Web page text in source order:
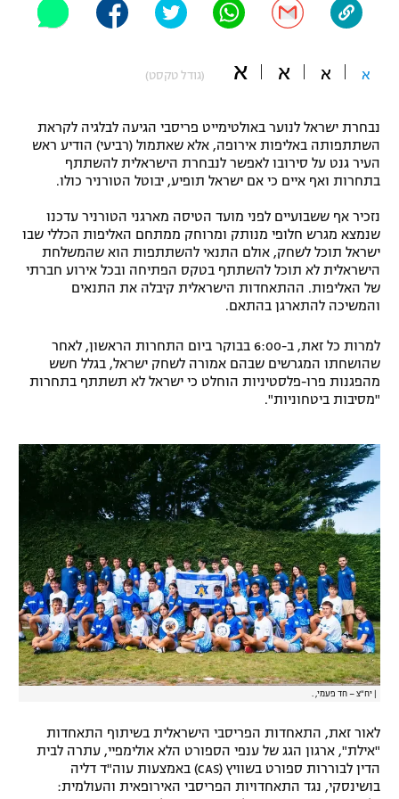
"מחצית בשכונה" – פודקאסט
משתתפים וזוכים בפרסים
תקנון משתתפים וזוכים בפרסים
תקנון עבור פעילות אלקטרה
תקנון עבור פעילות ספורט 1 – "מרלן"
טניס
תנאי שימוש
תקנון פעילות ספורט 1
הצטרפות לחבילת הערוצים
לוח דרושים – ג'ובנט
תגיות
המגזין
ספורט מוטורי
כדורמים
פוטבול אמריקאי NFL
ספורט אתגרי ואקסטרים
אומנויות לחימה
א א א א (גודל טקסט)
נבחרת ישראל לנוער באולטימייט פריסבי הגיעה לבלגיה לקראת
השתתפותה באליפות אירופה, אלא שאתמול (רביעי) הודיע ראש
העיר גנט על סירובו לאפשר לנבחרת הישראלית להשתתף
בתחרות ואף איים כי אם ישראל תופיע, יבוטל הטורניר כולו.
נזכיר אף ששבועיים לפני מועד הטיסה מארגני הטורניר עדכנו
שנמצא מגרש חלופי מנותק ומרוחק ממתחם האליפות הכללי שבו
ישראל תוכל לשחק, אולם התנאי להשתתפות הוא שהמשלחת
הישראלית לא תוכל להשתתף בטקס הפתיחה ובכל אירוע חברתי
של האליפות. ההתאחדות הישראלית קיבלה את התנאים
והמשיכה להתארגן בהתאם.
למרות כל זאת, ב-6:00 בבוקר ביום התחרות הראשון, לאחר
שהושחתו המגרשים שבהם אמורה לשחק ישראל, בגלל חשש
מהפגנות פרו-פלסטיניות הוחלט כי ישראל לא תשתתף בתחרות
"מסיבות ביטחוניות".
יח"צ – חד פעמי, .
לאור זאת, התאחדות הפריסבי הישראלית בשיתוף התאחדות
"אילת", ארגון הגג של ענפי הספורט הלא אולימפיי, עתרה לבית
הדין לבוררות ספורט בשוויץ (CAS) באמצעות עוה"ד דליה
בושינסקי, נגד התאחדויות הפריסבי האירופאית והעולמית: